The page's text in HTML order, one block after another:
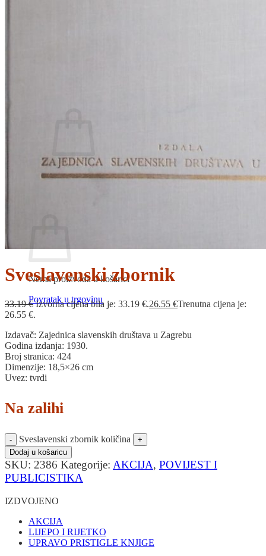
Nema proizvoda u košarici
Nema proizvoda u košarici
Povratak u trgovinu
Sveslavenski zbornik
33.19€ Izvorna cijena bila je: 33.19 €.26.55 €Trenutna cijena je:
26.55 €.
Izdavač: Zajednica slavenskih društava u Zagrebu
Godina izdanja: 1930.
Broj stranica: 424
Dimenzije: 18,5×26 cm
Uvez: tvrdi
Na zalihi
Sveslavenski zbornik količina
Dodaj u košaricu
SKU: 2386 Kategorije: AKCIJA, POVIJEST I
PUBLICISTIKA
IZDVOJENO
AKCIJA
LIJEPO I RIJETKO
UPRAVO PRISTIGLE KNJIGE